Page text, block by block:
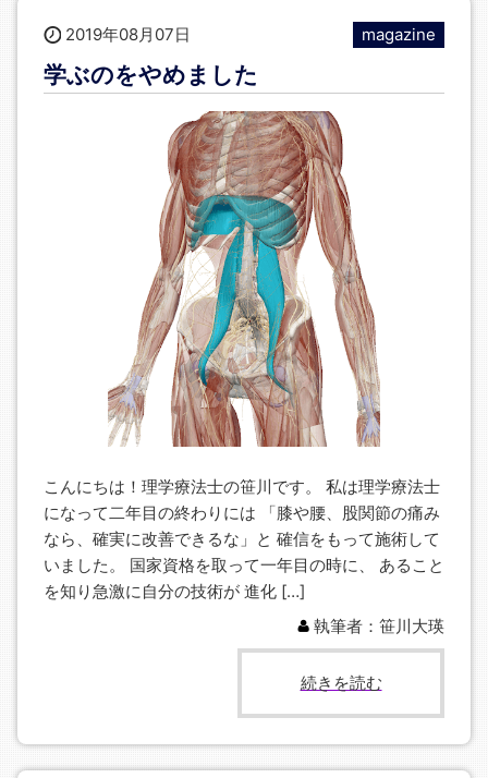
2019年08月07日 magazine
学ぶのをやめました
こんにちは！理学療法士の笹川です。 私は理学療法士
になって二年目の終わりには 「膝や腰、股関節の痛み
なら、確実に改善できるな」と 確信をもって施術して
いました。 国家資格を取って一年目の時に、 あること
を知り急激に自分の技術が 進化 […]
執筆者：笹川大瑛
続きを読む